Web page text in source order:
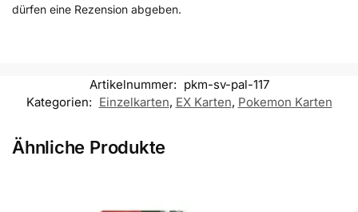
dürfen eine Rezension abgeben.
Artikelnummer: pkm-sv-pal-117
Kategorien: Einzelkarten, EX Karten, Pokemon Karten
Ähnliche Produkte